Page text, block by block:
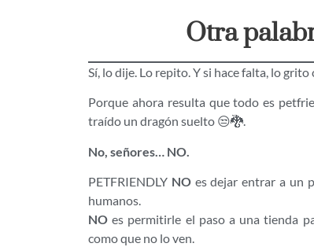
Otra
Sí, lo dije. Lo repito. Y si hace falta, lo grito
Porque ahora resulta que todo es
traído un dragón suelto 😒🐉.
No, señores… NO.
PETFRIENDLY NOes dejar entrar a un
humanos.
NO es permitirle el paso a una tienda
como que no lo ven.